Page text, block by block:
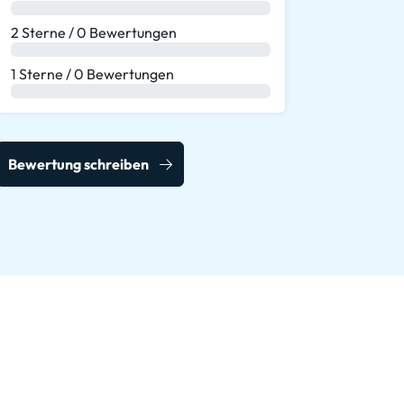
2 Sterne / 0 Bewertungen
1 Sterne / 0 Bewertungen
Bewertung schreiben